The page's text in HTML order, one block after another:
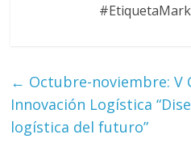
← Octubre-noviembre: V
Innovación Logística
logística del futuro”